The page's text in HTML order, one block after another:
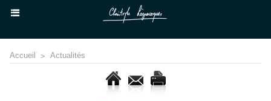
Accueil > Actualités